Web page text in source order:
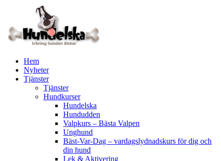
innehåll
Hem
Nyheter
Tjänster
Tjänster
Hundkurser
Hundelska
Hundudden
Valpkurs – Bästa Valpen
Unghund
Bäst-Var-Dag – vardagslydnadskurs för dig och
din hund
Lek & Aktivering